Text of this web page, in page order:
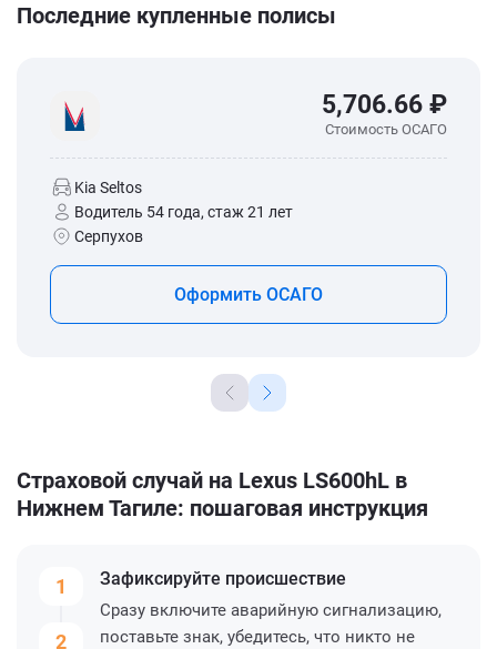
Последние купленные полисы
5,706.66 ₽
Стоимость ОСАГО
Kia Seltos
Водитель 54 года, стаж 21 лет
Серпухов
Оформить ОСАГО
Страховой случай на Lexus LS600hL в
Нижнем Тагиле: пошаговая инструкция
1
2
Зафиксируйте происшествие
Сразу включите аварийную сигнализацию,
поставьте знак, убедитесь, что никто не